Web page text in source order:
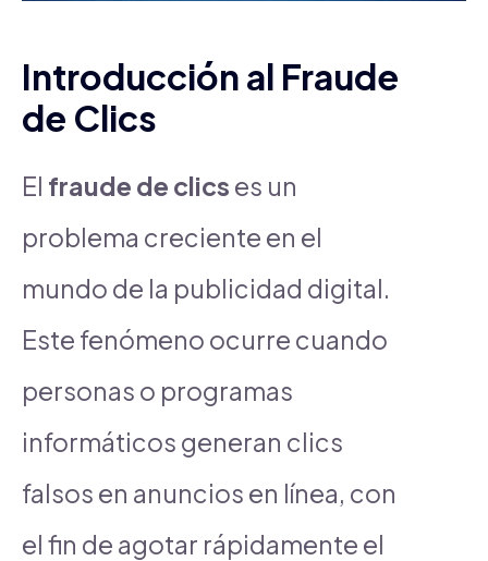
Introducción al Fraude
de Clics
El fraude de clics es un
problema creciente en el
mundo de la publicidad digital.
Este fenómeno ocurre cuando
personas o programas
informáticos generan clics
falsos en anuncios en línea, con
el fin de agotar rápidamente el